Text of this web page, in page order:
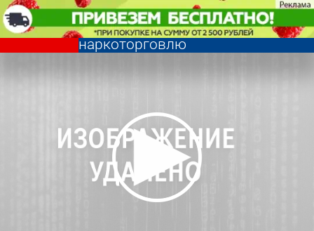
Гость из ближнего зарубежья
задержан в Пензе за
наркоторговлю
Криминал
Гость из ближнего зарубежья
Другие новости
по теме
Погода и курсы
валют в Пензе